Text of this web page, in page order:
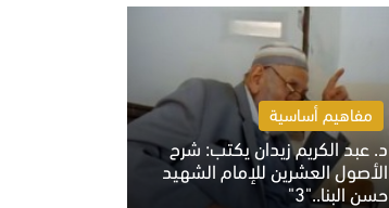
مفاهيم أساسية
د. عبد الكريم زيدان يكتب: شرح
الأصول العشرين للإمام الشهيد
حسن البنا.."3"